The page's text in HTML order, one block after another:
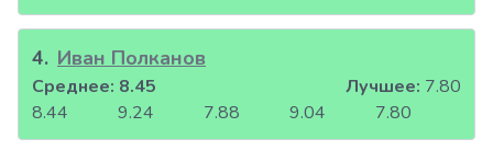
4. Иван Полканов
8.44 9.24 7.88 9.04 7.80
Среднее: 8.45 Лучшее: 7.80